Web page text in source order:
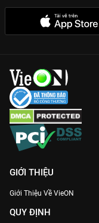
GIỚI THIỆU
Giới Thiệu Về VieON
QUY ĐỊNH